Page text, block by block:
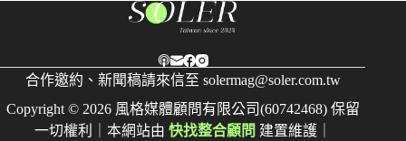
合作邀約、新聞稿請來信至 solermag@soler.com.tw
Copyright © 2026 風格媒體顧問有限公司(60742468) 保留
一切權利｜本網站由 快找整合顧問 建置維護｜